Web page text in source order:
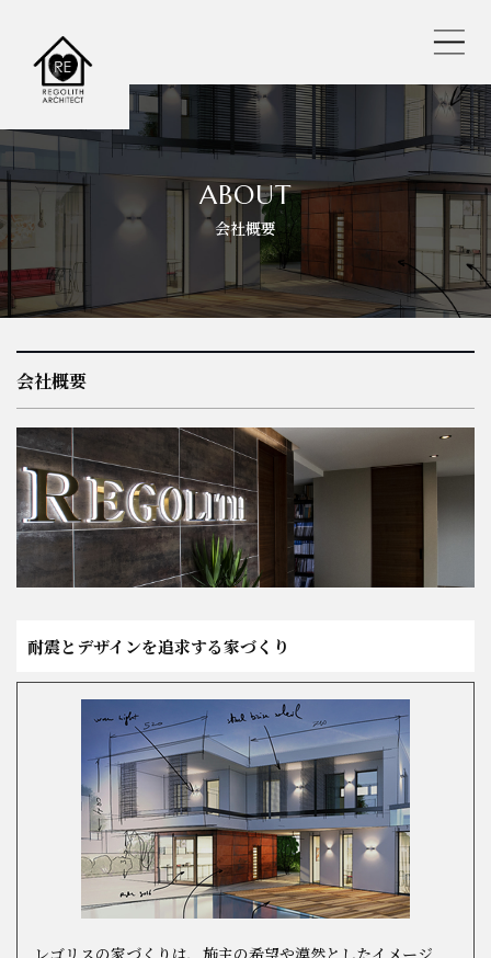
レゴリスの人気おすすめ仕様
REGOLITH STYLE
選べる工法
耐震へのこだわり
バーチャル内見
スタッフ紹介
お問い合わせ
施工事例
イベント情報
分譲地情報
ABOUT
会社概要
会社概要
耐震とデザインを追求する家づくり